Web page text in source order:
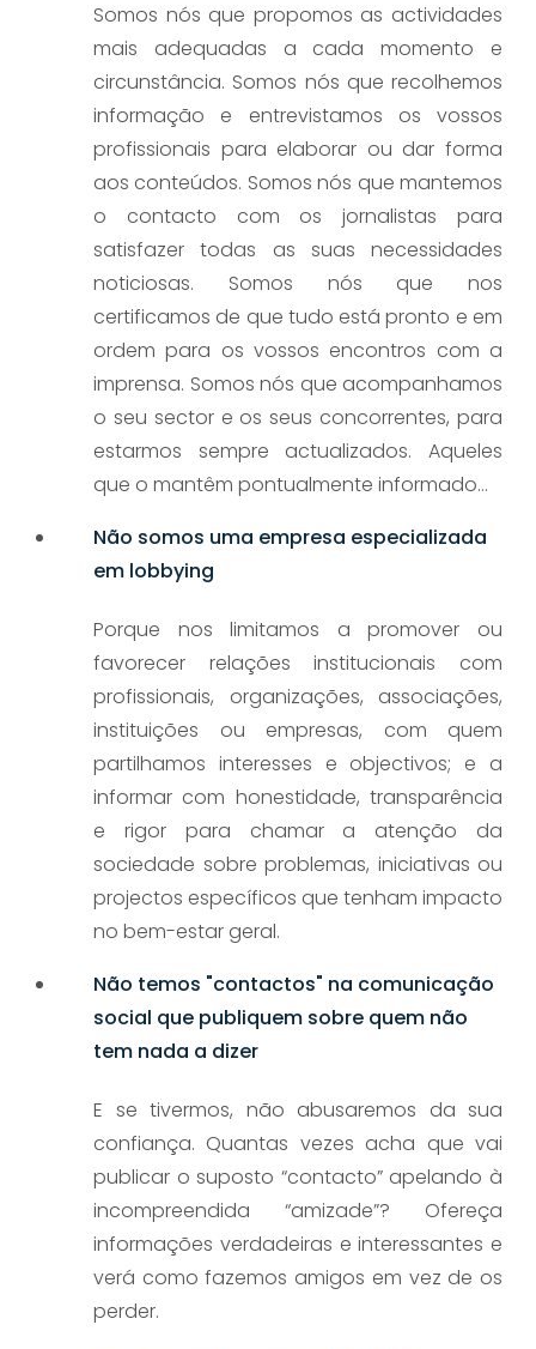
Somos nós que propomos as actividades
mais adequadas a cada momento e
circunstância. Somos nós que recolhemos
informação e entrevistamos os vossos
profissionais para elaborar ou dar forma
aos conteúdos. Somos nós que mantemos
o contacto com os jornalistas para
satisfazer todas as suas necessidades
noticiosas. Somos nós que nos
certificamos de que tudo está pronto e em
ordem para os vossos encontros com a
imprensa. Somos nós que acompanhamos
o seu sector e os seus concorrentes, para
estarmos sempre actualizados. Aqueles
que o mantêm pontualmente informado…
Não somos uma empresa especializada
em lobbying
Porque nos limitamos a promover ou
favorecer relações institucionais com
profissionais, organizações, associações,
instituições ou empresas, com quem
partilhamos interesses e objectivos; e a
informar com honestidade, transparência
e rigor para chamar a atenção da
sociedade sobre problemas, iniciativas ou
projectos específicos que tenham impacto
no bem-estar geral.
Não temos "contactos" na comunicação
social que publiquem sobre quem não
tem nada a dizer
E se tivermos, não abusaremos da sua
confiança. Quantas vezes acha que vai
publicar o suposto “contacto” apelando à
incompreendida “amizade”? Ofereça
informações verdadeiras e interessantes e
verá como fazemos amigos em vez de os
perder.